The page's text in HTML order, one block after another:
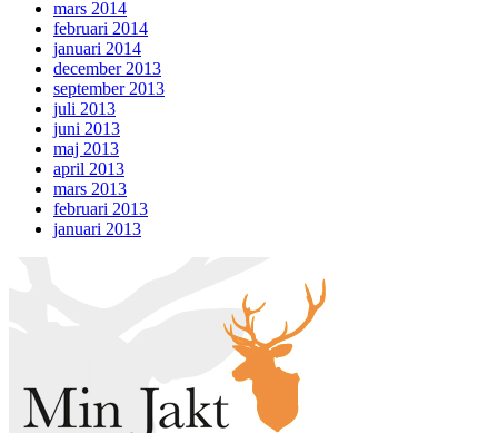
mars 2014
februari 2014
januari 2014
december 2013
september 2013
juli 2013
juni 2013
maj 2013
april 2013
mars 2013
februari 2013
januari 2013